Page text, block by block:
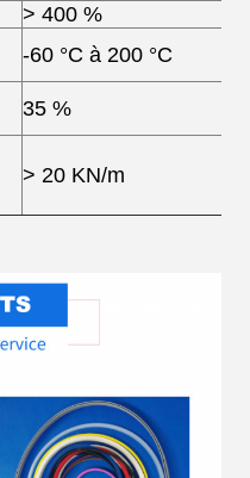
> 400 %
-60 °C à 200 °C
35 %
> 20 KN/m